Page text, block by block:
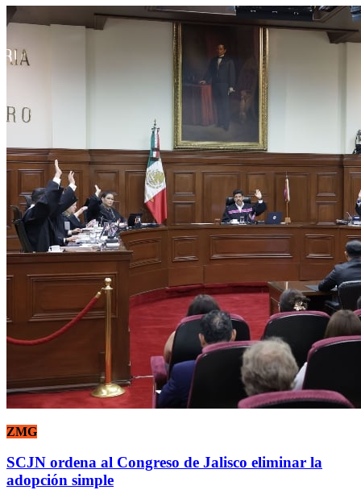
ZMG
SCJN ordena al Congreso de Jalisco eliminar la
adopción simple